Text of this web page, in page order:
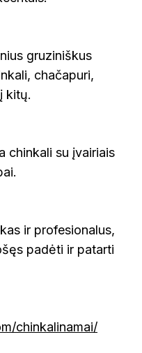
gruziniškus
chačapuri,
kitų.
chinkali su įvairiais
ir profesionalus,
padėti ir patarti
chinkalinamai/